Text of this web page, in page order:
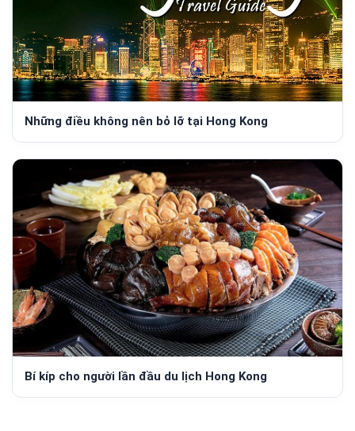
Những điều không nên bỏ lỡ tại Hong Kong
Bí kíp cho người lần đầu du lịch Hong Kong